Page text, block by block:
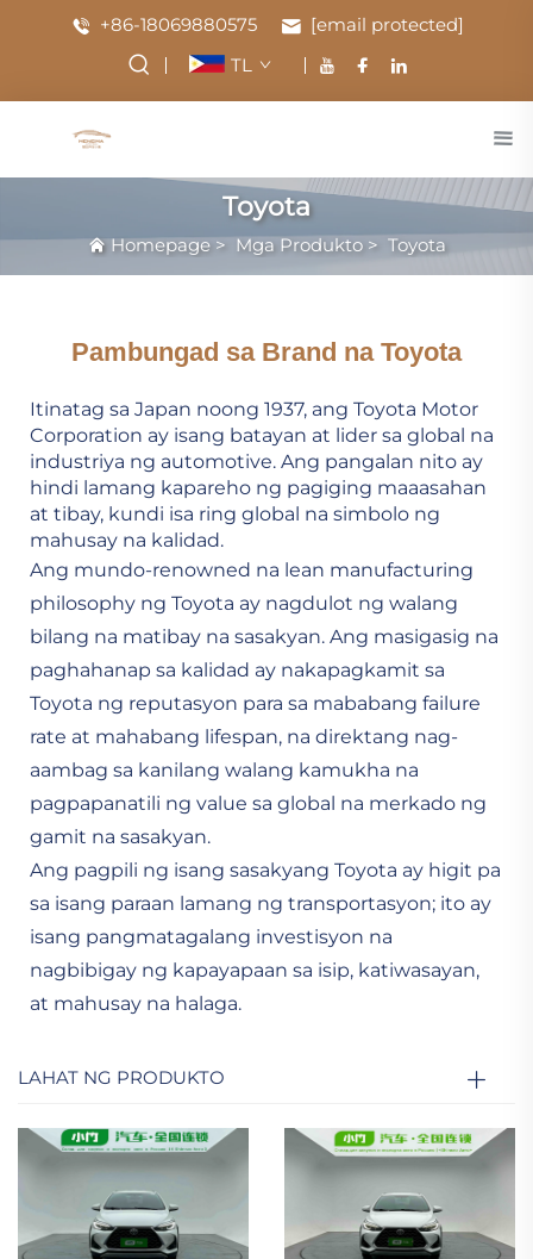
+86-18069880575
[email protected]
TL
Toyota
Homepage> Mga Produkto> Toyota
Pambungad sa Brand na Toyota
Itinatag sa Japan noong 1937, ang Toyota Motor
Corporation ay isang batayan at lider sa global na
industriya ng automotive. Ang pangalan nito ay
hindi lamang kapareho ng pagiging maaasahan
at tibay, kundi isa ring global na simbolo ng
mahusay na kalidad.
Ang mundo-renowned na lean manufacturing
philosophy ng Toyota ay nagdulot ng walang
bilang na matibay na sasakyan. Ang masigasig na
paghahanap sa kalidad ay nakapagkamit sa
Toyota ng reputasyon para sa mababang failure
rate at mahabang lifespan, na direktang nag-
aambag sa kanilang walang kamukha na
pagpapanatili ng value sa global na merkado ng
gamit na sasakyan.
Ang pagpili ng isang sasakyang Toyota ay higit pa
sa isang paraan lamang ng transportasyon; ito ay
isang pangmatagalang investisyon na
nagbibigay ng kapayapaan sa isip, katiwasayan,
at mahusay na halaga.
LAHAT NG PRODUKTO